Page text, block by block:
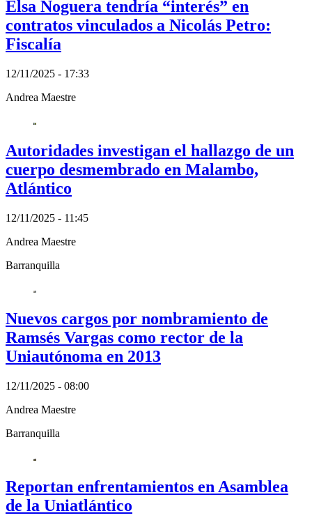
Elsa Noguera tendría “interés” en
contratos vinculados a Nicolás Petro:
Fiscalía
12/11/2025 - 17:33
Andrea Maestre
Autoridades investigan el hallazgo de un
cuerpo desmembrado en Malambo,
Atlántico
12/11/2025 - 11:45
Andrea Maestre
Barranquilla
Nuevos cargos por nombramiento de
Ramsés Vargas como rector de la
Uniautónoma en 2013
12/11/2025 - 08:00
Andrea Maestre
Barranquilla
Reportan enfrentamientos en Asamblea
de la Uniatlántico